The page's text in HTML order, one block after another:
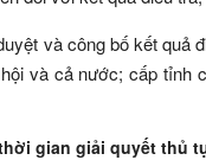
và công bố kết quả
và cả nước; cấp tỉnh
gian giải quyết thủ